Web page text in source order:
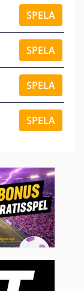
SPELA
SPELA
SPELA
SPELA